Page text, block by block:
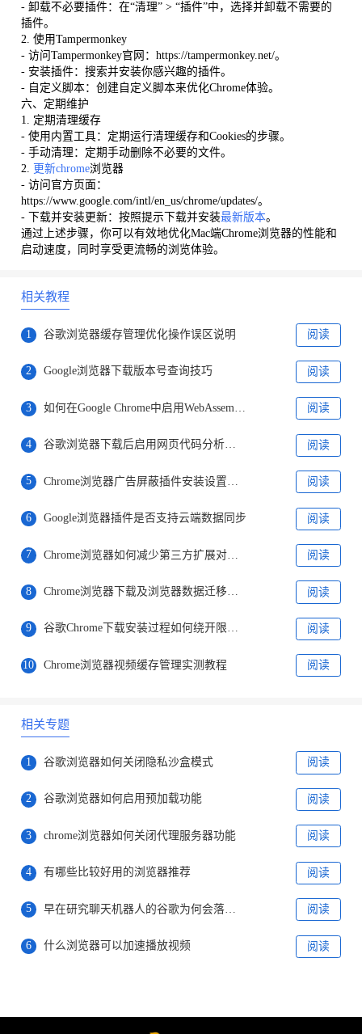
- 卸载不必要插件：在“清理” > “插件”中，选择并卸载不需要的
插件。
2. 使用Tampermonkey
- 访问Tampermonkey官网：https://tampermonkey.net/。
- 安装插件：搜索并安装你感兴趣的插件。
- 自定义脚本：创建自定义脚本来优化Chrome体验。
六、定期维护
1. 定期清理缓存
- 使用内置工具：定期运行清理缓存和Cookies的步骤。
- 手动清理：定期手动删除不必要的文件。
2. 更新chrome浏览器
- 访问官方页面：
https://www.google.com/intl/en_us/chrome/updates/。
- 下载并安装更新：按照提示下载并安装最新版本。
通过上述步骤，你可以有效地优化Mac端Chrome浏览器的性能和
启动速度，同时享受更流畅的浏览体验。
相关教程
1 谷歌浏览器缓存管理优化操作误区说明 阅读
2 Google浏览器下载版本号查询技巧 阅读
3 阅读
4 谷歌浏览器下载后启用网页代码分析功能 阅读
5 阅读
6 Google浏览器插件是否支持云端数据同步 阅读
7 Chrome浏览器如何减少第三方扩展对隐私的影响 阅读
8 阅读
9 谷歌Chrome下载安装过程如何绕开限制验证 阅读
10 Chrome浏览器视频缓存管理实测教程 阅读
相关专题
1 谷歌浏览器如何关闭隐私沙盒模式 阅读
2 谷歌浏览器如何启用预加载功能 阅读
3 chrome浏览器如何关闭代理服务器功能 阅读
4 有哪些比较好用的浏览器推荐 阅读
5 早在研究聊天机器人的谷歌为何会落败于微软 阅读
6 什么浏览器可以加速播放视频 阅读